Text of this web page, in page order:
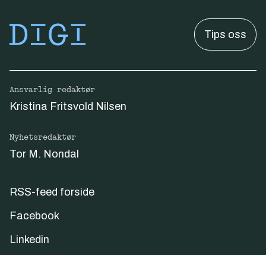
Tips oss
Ansvarlig redaktør
Kristina Fritsvold Nilsen
Nyhetsredaktør
Tor M. Nondal
RSS-feed forside
Facebook
Linkedin